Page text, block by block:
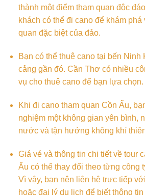
thành một điểm tham quan độc
khách có thể đi cano để khám
quan đặc biệt của đảo.
Bạn có thể thuê cano tại bến Ninh
cảng gần đó. Cần Thơ có nhiều
vụ cho thuê cano để bạn lựa chọn.
Khi đi cano tham quan Cồn Ấu,
nghiệm một không gian yên bình,
nước và tận hưởng không khí
Giá vé và thông tin chi tiết về tour
Ấu có thể thay đổi theo từng công
Vì vậy, bạn nên liên hệ trực tiếp
hoặc đại lý du lịch để biết thông